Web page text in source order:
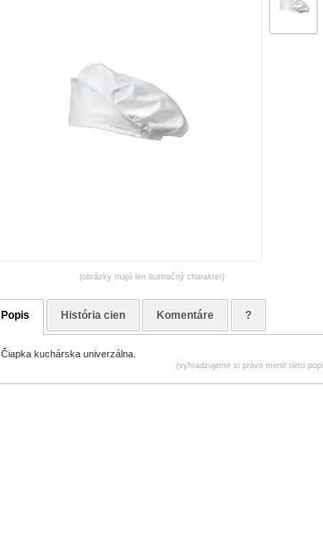
(obrázky majú len ilustračný charakter)
Popis História cien Komentáre ?
Čiapka kuchárska univerzálna.
(vyhradzujeme si právo meniť tieto